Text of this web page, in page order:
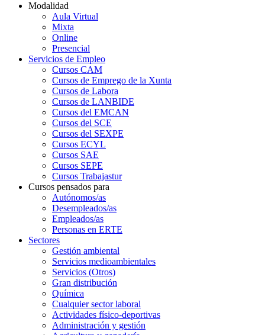
Modalidad
Aula Virtual
Mixta
Online
Presencial
Servicios de Empleo
Cursos CAM
Cursos de Emprego de la Xunta
Cursos de Labora
Cursos de LANBIDE
Cursos del EMCAN
Cursos del SCE
Cursos del SEXPE
Cursos ECYL
Cursos SAE
Cursos SEPE
Cursos Trabajastur
Cursos pensados para
Autónomos/as
Desempleados/as
Empleados/as
Personas en ERTE
Sectores
Gestión ambiental
Servicios medioambientales
Servicios (Otros)
Gran distribución
Química
Cualquier sector laboral
Actividades físico-deportivas
Administración y gestión